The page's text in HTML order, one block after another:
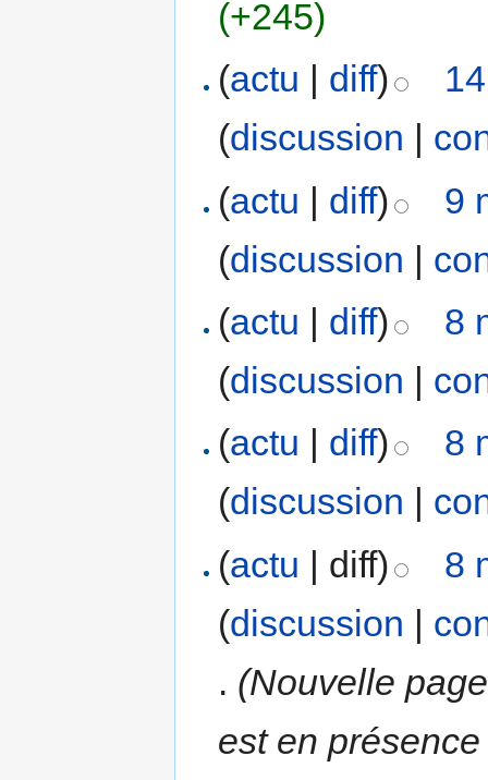
(+245)
(actu | diff)
(discussion |
(actu | diff)
9
(discussion |
(actu | diff)
8
(discussion |
(actu diff)
8
(discussion
(actu | diff)
8
(discussion |
. (Nouvelle
est en